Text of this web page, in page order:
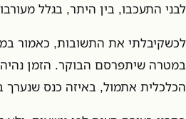
לבני התעכבו, בין היתר, בגלל
לכשקיבלתי את התשובות, כאמור
במטרה שיתפרסם הבוקר. הזמן נהיה
הכלכלית אתמול, באיזה כנס